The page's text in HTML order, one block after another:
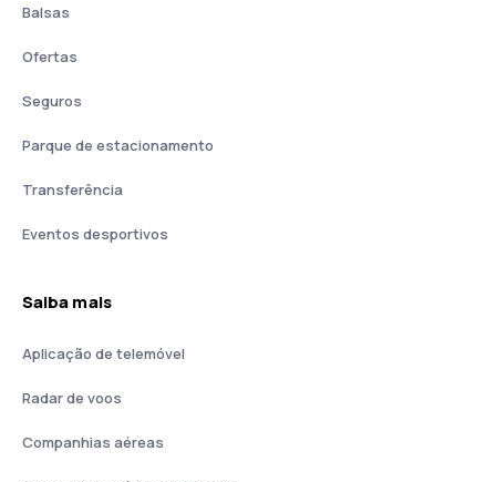
Balsas
Ofertas
Seguros
Parque de estacionamento
Transferência
Eventos desportivos
Saiba mais
Aplicação de telemóvel
Radar de voos
Companhias aéreas